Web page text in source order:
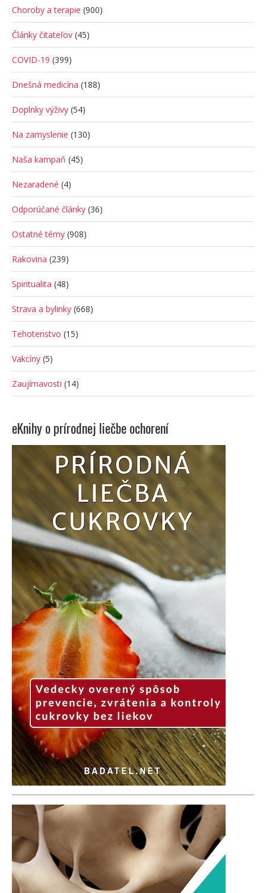
Choroby a terapie (900)
Články čitateľov (45)
COVID-19 (399)
Dnešná medicína (188)
Doplnky výživy (54)
Na zamyslenie (130)
Naša kampaň (45)
Nezaradené (4)
Odporúčané články (36)
Ostatné témy (908)
Rakovina (239)
Spiritualita (48)
Strava a bylinky (668)
Tehotenstvo (15)
Vakcíny (5)
Zaujímavosti (14)
eKnihy o prírodnej liečbe ochorení